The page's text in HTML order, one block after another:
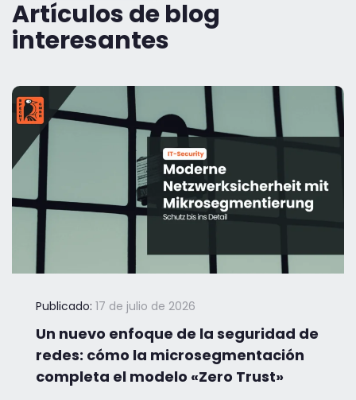
Artículos de blog
interesantes
Publicado: 17 de julio de 2026
Un nuevo enfoque de la seguridad de
redes: cómo la microsegmentación
completa el modelo «Zero Trust»